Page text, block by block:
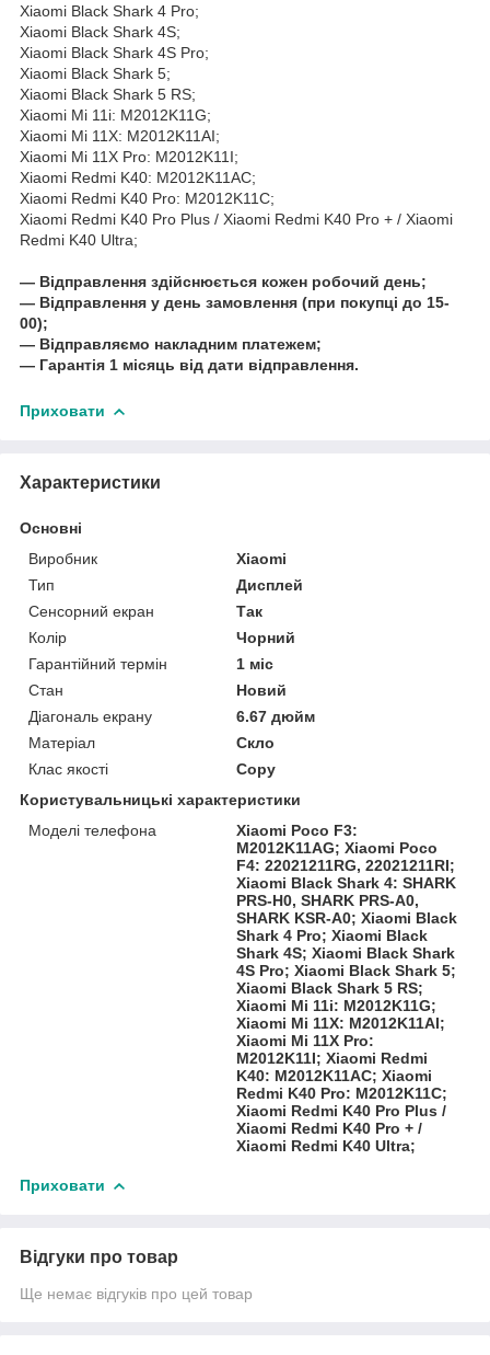
Xiaomi Black Shark 4 Pro;
Xiaomi Black Shark 4S;
Xiaomi Black Shark 4S Pro;
Xiaomi Black Shark 5;
Xiaomi Black Shark 5 RS;
Xiaomi Mi 11i: M2012K11G;
Xiaomi Mi 11X: M2012K11AI;
Xiaomi Mi 11X Pro: M2012K11I;
Xiaomi Redmi K40: M2012K11AC;
Xiaomi Redmi K40 Pro: M2012K11C;
Xiaomi Redmi K40 Pro Plus / Xiaomi Redmi K40 Pro + / Xiaomi
Redmi K40 Ultra;
― Відправлення здійснюється кожен робочий день;
― Відправлення у день замовлення (при покупці до 15-
00);
― Відправляємо накладним платежем;
― Гарантія 1 місяць від дати відправлення.
Приховати
Характеристики
Основні
Виробник
Xiaomi
Тип
Дисплей
Сенсорний екран
Так
Колір
Чорний
Гарантійний термін
1 міс
Стан
Новий
Діагональ екрану
6.67 дюйм
Матеріал
Скло
Клас якості
Copy
Користувальницькі характеристики
Моделі телефона
Xiaomi Poco F3:
M2012K11AG; Xiaomi Poco
F4: 22021211RG, 22021211RI;
Xiaomi Black Shark 4: SHARK
PRS-H0, SHARK PRS-A0,
SHARK KSR-A0; Xiaomi Black
Shark 4 Pro; Xiaomi Black
Shark 4S; Xiaomi Black Shark
4S Pro; Xiaomi Black Shark 5;
Xiaomi Black Shark 5 RS;
Xiaomi Mi 11i: M2012K11G;
Xiaomi Mi 11X: M2012K11AI;
Xiaomi Mi 11X Pro:
M2012K11I; Xiaomi Redmi
K40: M2012K11AC; Xiaomi
Redmi K40 Pro: M2012K11C;
Xiaomi Redmi K40 Pro Plus /
Xiaomi Redmi K40 Pro + /
Xiaomi Redmi K40 Ultra;
Приховати
Відгуки про товар
Ще немає відгуків про цей товар